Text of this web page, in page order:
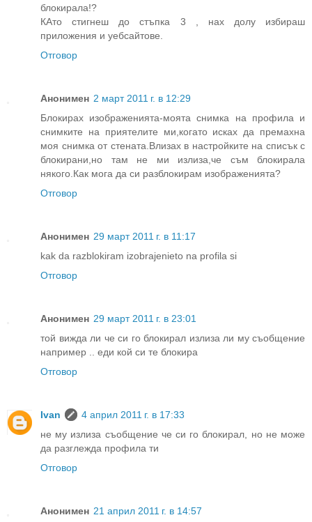
блокирала!?
КАто стигнеш до стъпка 3 , нах долу избираш
приложения и уебсайтове.
Отговор
Анонимен 2 март 2011 г. в 12:29
Блокирах изображенията-моята снимка на профила и
снимките на приятелите ми,когато исках да премахна
моя снимка от стената.Влизах в настройките на списък с
блокирани,но там не ми излиза,че съм блокирала
някого.Как мога да си разблокирам изображенията?
Отговор
Анонимен 29 март 2011 г. в 11:17
kak da razblokiram izobrajenieto na profila si
Отговор
Анонимен 29 март 2011 г. в 23:01
той вижда ли че си го блокирал излиза ли му съобщение
например .. еди кой си те блокира
Отговор
Ivan
4 април 2011 г. в 17:33
не му излиза съобщение че си го блокирал, но не може
да разглежда профила ти
Отговор
Анонимен 21 април 2011 г. в 14:57